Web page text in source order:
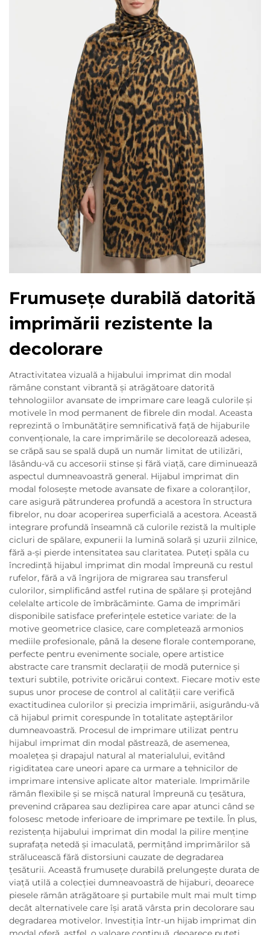
Frumusețe durabilă datorită
imprimării rezistente la
decolorare
Atractivitatea vizuală a hijabului imprimat din modal
rămâne constant vibrantă și atrăgătoare datorită
tehnologiilor avansate de imprimare care leagă culorile și
motivele în mod permanent de fibrele din modal. Aceasta
reprezintă o îmbunătățire semnificativă față de hijaburile
convenționale, la care imprimările se decolorează adesea,
se crăpă sau se spală după un număr limitat de utilizări,
lăsându-vă cu accesorii stinse și fără viață, care diminuează
aspectul dumneavoastră general. Hijabul imprimat din
modal folosește metode avansate de fixare a coloranților,
care asigură pătrunderea profundă a acestora în structura
fibrelor, nu doar acoperirea superficială a acestora. Această
integrare profundă înseamnă că culorile rezistă la multiple
cicluri de spălare, expunerii la lumină solară și uzurii zilnice,
fără a-și pierde intensitatea sau claritatea. Puteți spăla cu
încredință hijabul imprimat din modal împreună cu restul
rufelor, fără a vă îngrijora de migrarea sau transferul
culorilor, simplificând astfel rutina de spălare și protejând
celelalte articole de îmbrăcăminte. Gama de imprimări
disponibile satisface preferințele estetice variate: de la
motive geometrice clasice, care completează armonios
mediile profesionale, până la desene florale contemporane,
perfecte pentru evenimente sociale, opere artistice
abstracte care transmit declarații de modă puternice și
texturi subtile, potrivite oricărui context. Fiecare motiv este
supus unor procese de control al calității care verifică
exactitudinea culorilor și precizia imprimării, asigurându-vă
că hijabul primit corespunde în totalitate așteptărilor
dumneavoastră. Procesul de imprimare utilizat pentru
hijabul imprimat din modal păstrează, de asemenea,
moalețea și drapajul natural al materialului, evitând
rigiditatea care uneori apare ca urmare a tehnicilor de
imprimare intensive aplicate altor materiale. Imprimările
rămân flexibile și se mișcă natural împreună cu țesătura,
prevenind crăparea sau dezlipirea care apar atunci când se
folosesc metode inferioare de imprimare pe textile. În plus,
rezistența hijabului imprimat din modal la pilire menține
suprafața netedă și imaculată, permițând imprimărilor să
strălucească fără distorsiuni cauzate de degradarea
țesăturii. Această frumusețe durabilă prelungește durata de
viață utilă a colecției dumneavoastră de hijaburi, deoarece
piesele rămân atrăgătoare și purtabile mult mai mult timp
decât alternativele care își arată vârsta prin decolorare sau
degradarea motivelor. Investiția într-un hijab imprimat din